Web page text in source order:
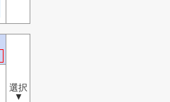
選択
▼